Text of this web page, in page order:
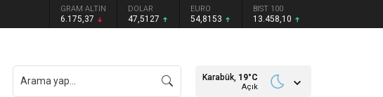
GRAM ALTIN
6.175,37
DOLAR
47,5127
EURO
54,8153
BIST 100
13.458,10
Karabük, 19°C
Açık